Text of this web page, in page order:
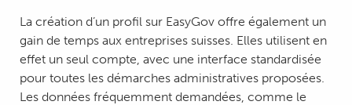
La création d’un profil sur EasyGov offre également un
gain de temps aux entreprises suisses. Elles utilisent en
effet un seul compte, avec une interface standardisée
pour toutes les démarches administratives proposées.
Les données fréquemment demandées, comme le